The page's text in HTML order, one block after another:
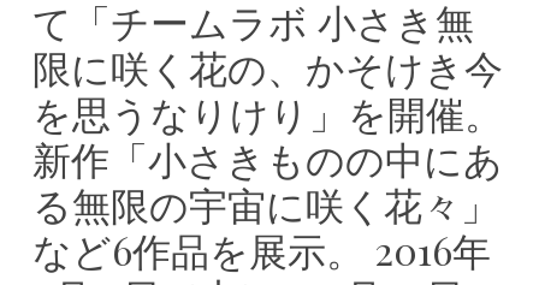
て「チームラボ 小さき無
限に咲く花の、かそけき今
を思うなりけり」を開催。
新作「小さきものの中にあ
る無限の宇宙に咲く花々」
など6作品を展示。 2016年